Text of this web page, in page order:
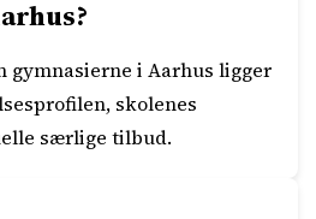
gymnasierne i Aarhus ligger
skolenes
særlige tilbud.